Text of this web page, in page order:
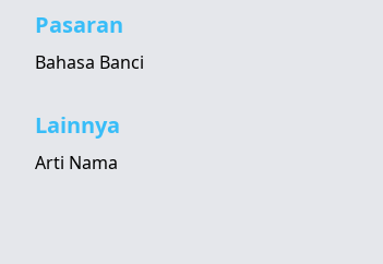
Pasaran
Bahasa Banci
Lainnya
Arti Nama